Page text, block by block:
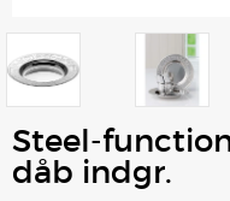
Steel-
dåb indgr.